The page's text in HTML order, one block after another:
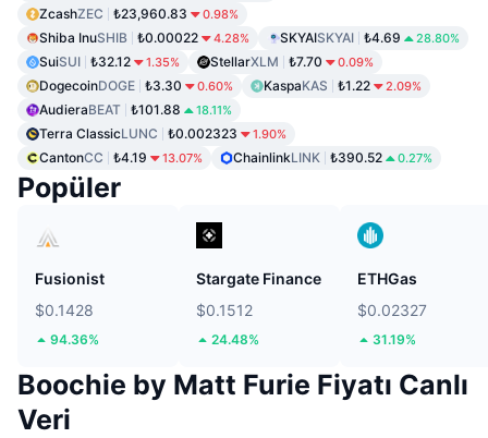
ZcashZEC ₺23,960.83 0.98%
Shiba InuSHIB ₺0.00022 4.28% SKYAISKYAI ₺4.69 28.80%
SuiSUI ₺32.12 1.35% StellarXLM ₺7.70 0.09%
DogecoinDOGE ₺3.30 0.60% KaspaKAS ₺1.22 2.09%
AudieraBEAT ₺101.88 18.11%
Terra ClassicLUNC ₺0.002323 1.90%
CantonCC ₺4.19 13.07% ChainlinkLINK ₺390.52 0.27%
Popüler
Fusionist
$0.1428
94.36%
Stargate Finance
$0.1512
24.48%
ETHGas
$0.02327
31.19%
Boochie by Matt Furie Fiyatı Canlı
Veri